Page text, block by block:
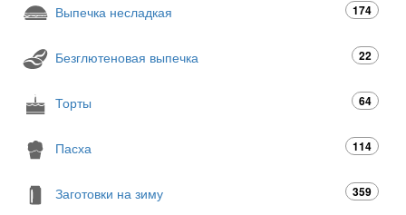
Выпечка несладкая 174
Безглютеновая выпечка 22
Торты 64
Пасха 114
Заготовки на зиму 359